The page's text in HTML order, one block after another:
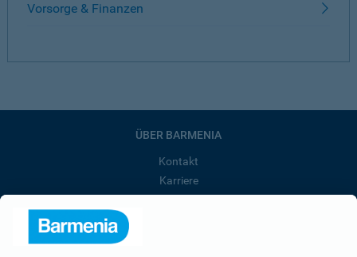
Vorsorge & Finanzen
ÜBER BARMENIA
Kontakt
Karriere